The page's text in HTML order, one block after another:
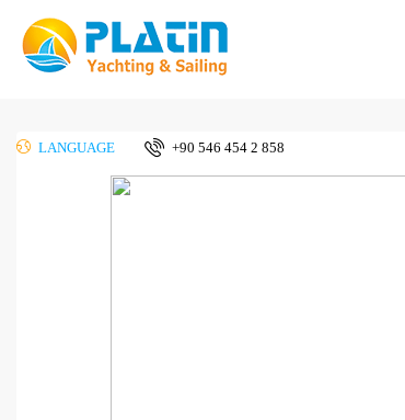
LANGUAGE +90 546 454 2 858